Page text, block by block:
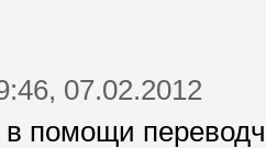
07.02.2012
в помощи